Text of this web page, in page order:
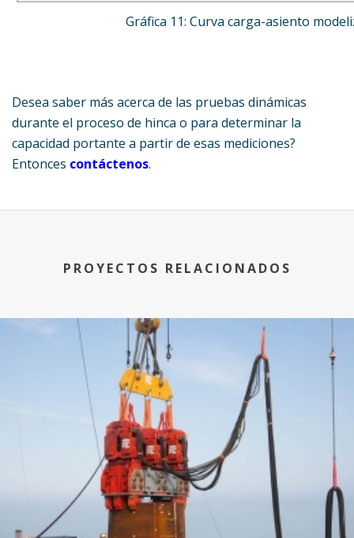
Gráfica 11: Curva carga-asiento
Desea saber más acerca de las pruebas dinámicas
durante el proceso de hinca o para determinar la
capacidad portante a partir de esas mediciones?
Entonces contáctenos.
PROYECTOS RELACIONADOS